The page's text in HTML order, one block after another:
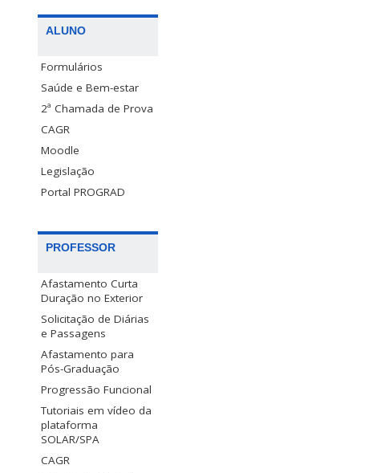
ALUNO
Formulários
Saúde e Bem-estar
2ª Chamada de Prova
CAGR
Moodle
Legislação
Portal PROGRAD
PROFESSOR
Afastamento Curta
Duração no Exterior
Solicitação de Diárias
e Passagens
Afastamento para
Pós-Graduação
Progressão Funcional
Tutoriais em vídeo da
plataforma
SOLAR/SPA
CAGR